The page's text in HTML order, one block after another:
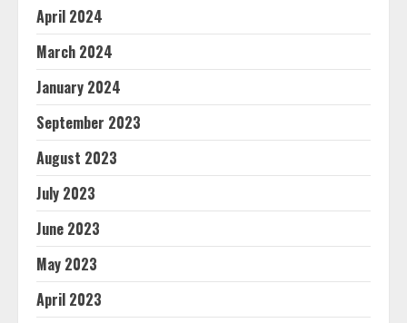
April 2024
March 2024
January 2024
September 2023
August 2023
July 2023
June 2023
May 2023
April 2023